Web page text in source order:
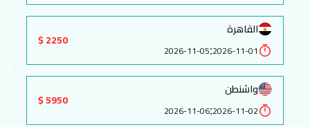
القاهرة
2026-11-01
:
2026-11-05
2250 $
واشنطن
2026-11-02
:
2026-11-06
5950 $